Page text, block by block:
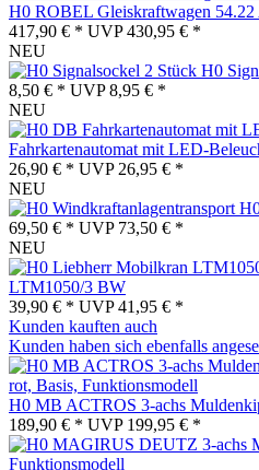
H0 ROBEL Gleiskraftwagen 54.22
417,90 € * UVP430,95 € *
NEU
H0
8,50 € * UVP8,95 € *
NEU
Fahrkartenautomat mit LED-
26,90 € * UVP 26,95 € *
NEU
69,50 € * UVP 73,50 € *
NEU
LTM1050/3 BW
39,90 € * UVP41,95 € *
Kunden kauften auch
Kunden haben sich ebenfalls
H0 MB ACTROS 3-achs
189,90 € * UVP 199,95 € *